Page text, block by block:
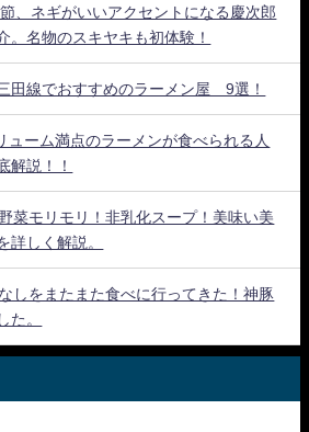
、ネギがいいアクセントになる慶次郎
。名物のスキヤキも初体験！
田線でおすすめのラーメン屋 9選！
ーム満点のラーメンが食べられる人
解説！！
菜モリモリ！非乳化スープ！美味い美
詳しく解説。
しをまたまた食べに行ってきた！神豚
た。